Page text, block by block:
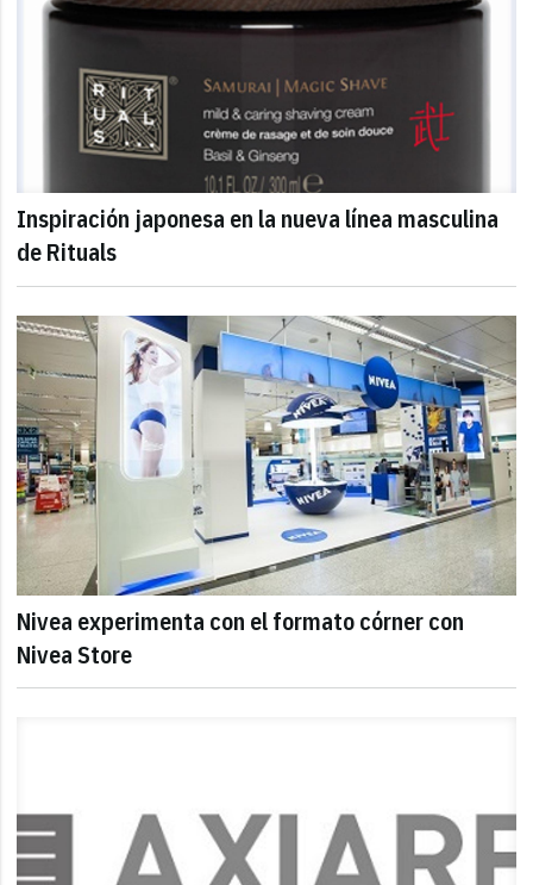
Inspiración japonesa en la nueva línea masculina
de Rituals
Nivea experimenta con el formato córner con
Nivea Store